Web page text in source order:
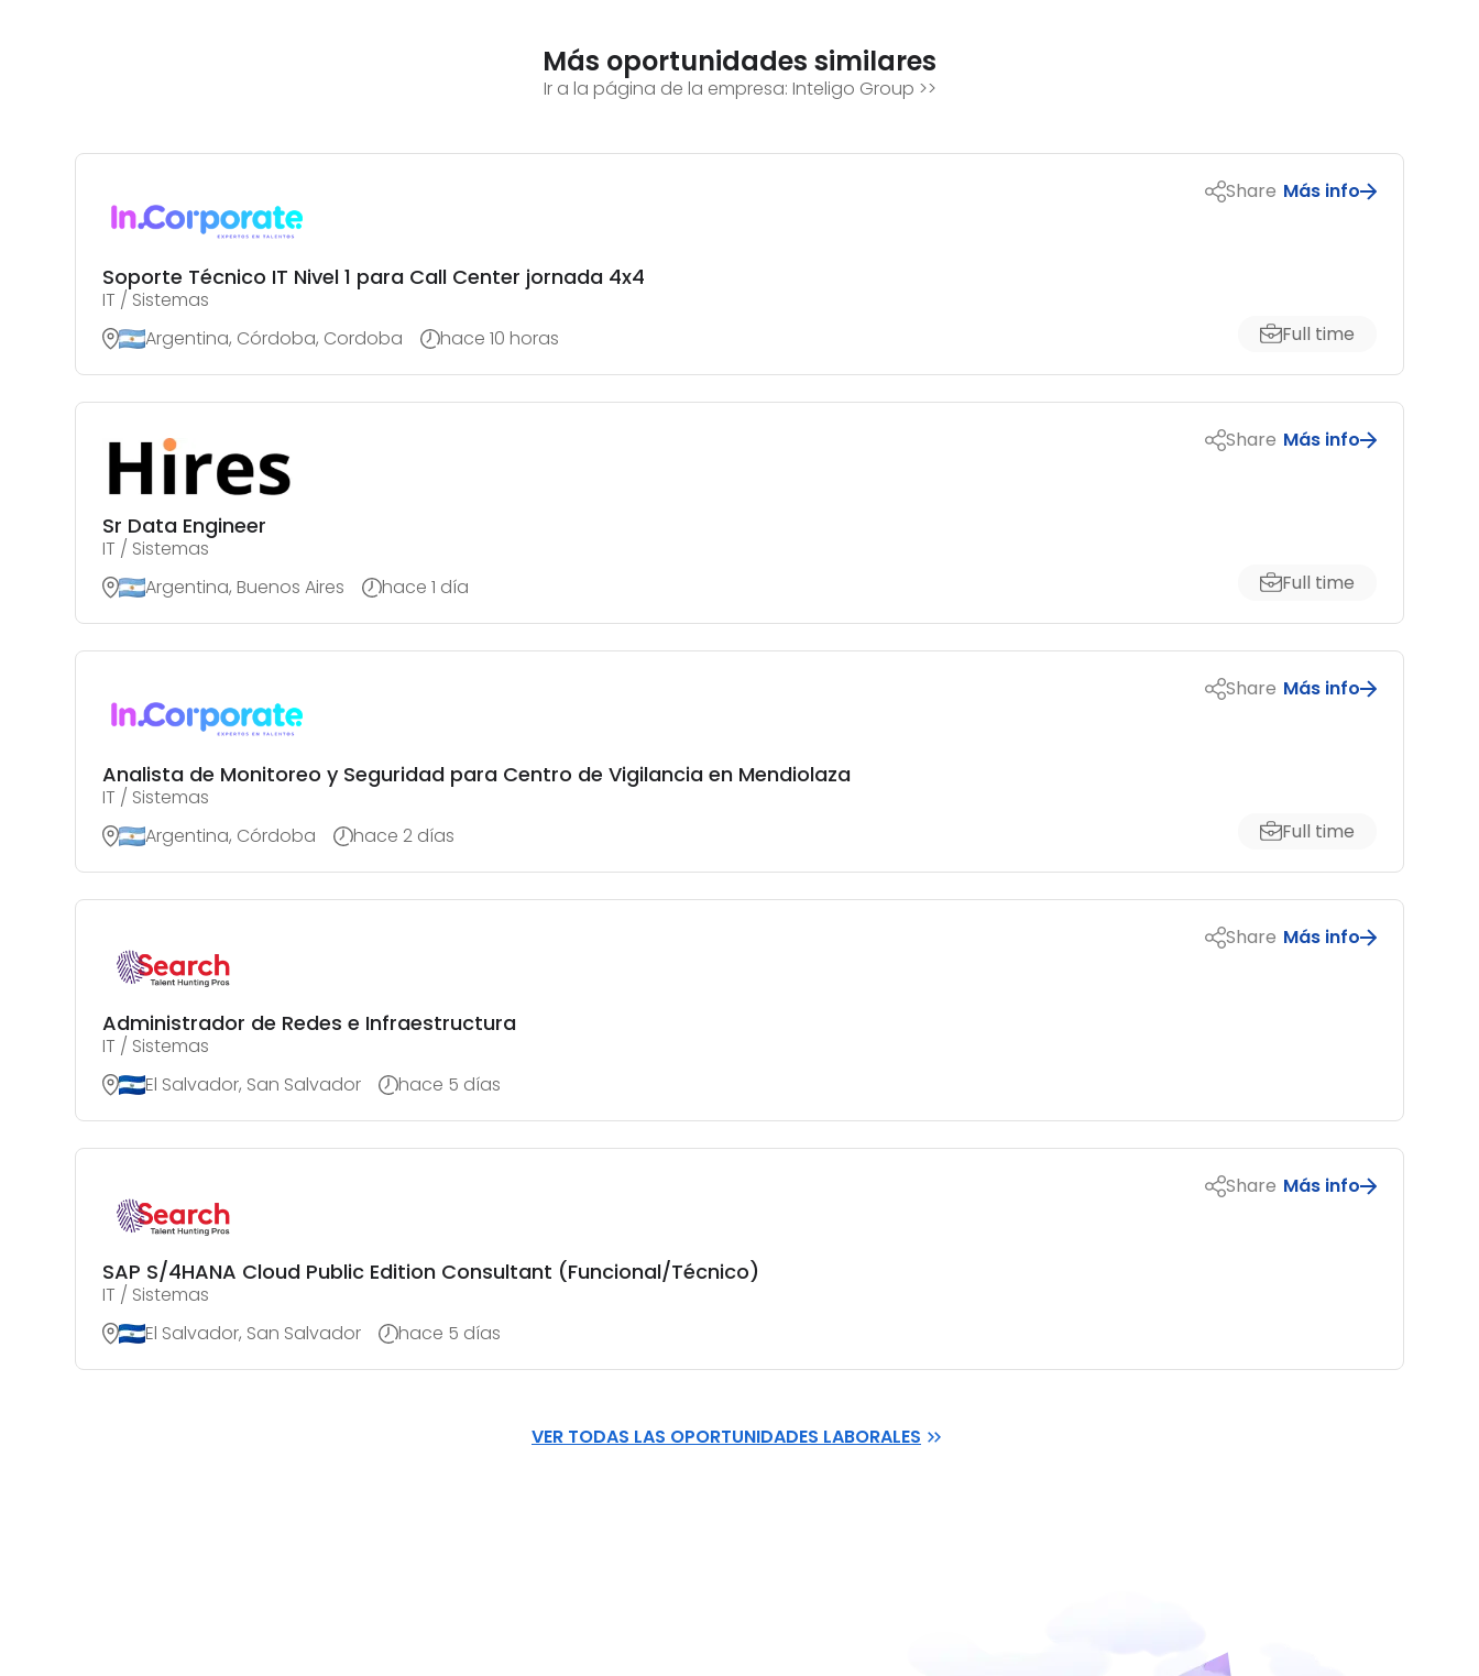
Más oportunidades similares
Ir a la página de la empresa: Inteligo Group >>
Soporte Técnico IT Nivel 1 para Call Center jornada 4x4
IT / Sistemas
Argentina, Córdoba, Cordoba
hace 10 horas
Share Más info
Full time
Sr Data Engineer
IT / Sistemas
Argentina, Buenos Aires
hace 1 día
Share Más info
Full time
Analista de Monitoreo y Seguridad para Centro de Vigilancia en Mendiolaza
IT / Sistemas
Argentina, Córdoba
hace 2 días
Share Más info
Full time
Administrador de Redes e Infraestructura
IT / Sistemas
El Salvador, San Salvador
hace 5 días
Share Más info
SAP S/4HANA Cloud Public Edition Consultant (Funcional/Técnico)
IT / Sistemas
El Salvador, San Salvador
hace 5 días
Share Más info
VER TODAS LAS OPORTUNIDADES LABORALES